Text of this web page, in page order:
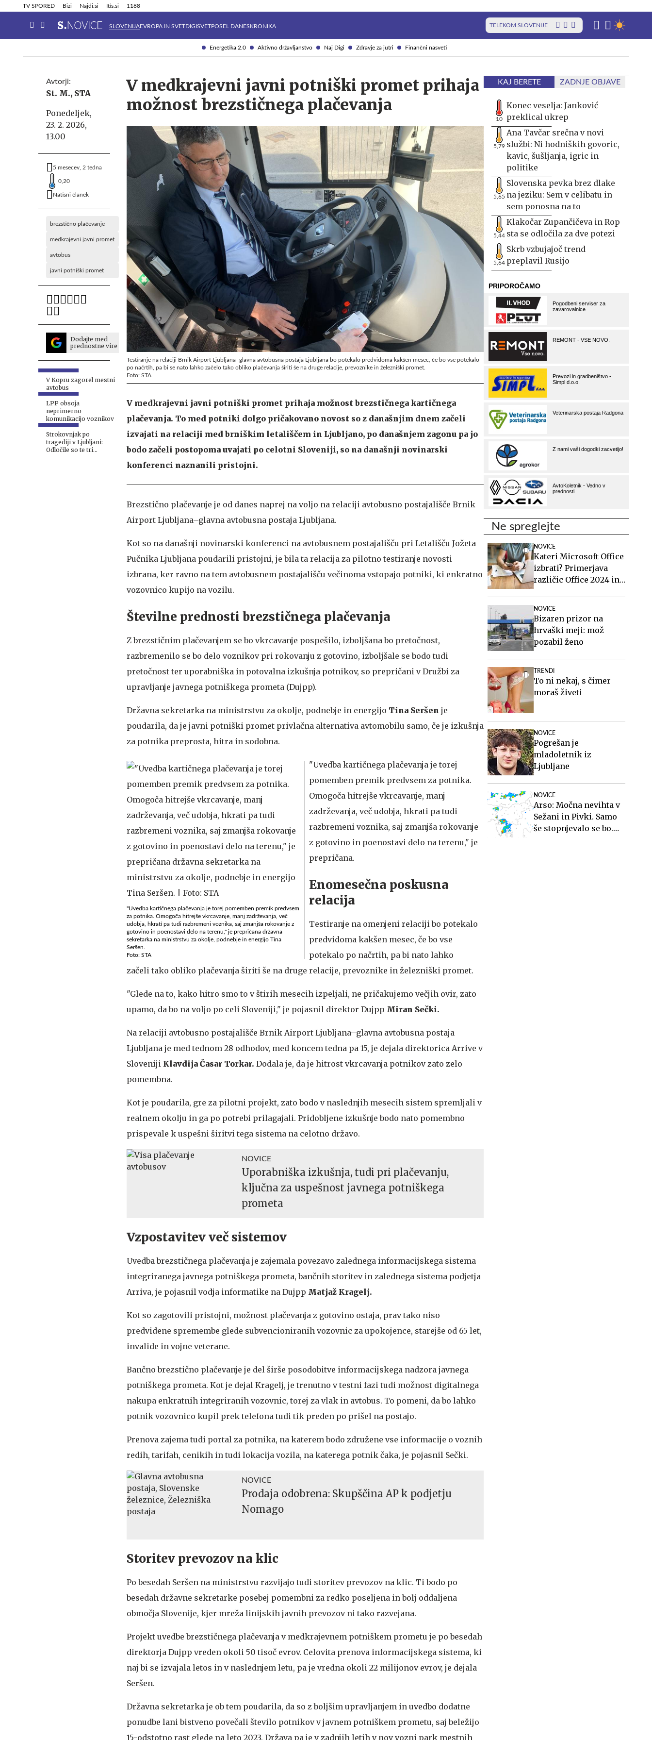
Energetika 2.0 Aktivno državljanstvo Naj Digi Zdravje za jutri Finančni nasveti
TV SPORED Bizi Najdi.si Itis.si 1188
SLOVENIJAEVROPA IN SVETDIGISVETPOSEL DANESKRONIKA TELEKOM SLOVENIJE
Info in obvestila Tehnik
Avtorji:
St. M., STA
Ponedeljek,
23. 2. 2026,
13.00
5 mesecev, 2 tedna
0,20
Natisni članek
brezstično plačevanje
medkrajevni javni promet
avtobus
javni potniški promet
Dodajte med
prednostne vire
V Kopru zagorel mestni
avtobus
LPP obsoja
neprimerno
komunikacijo voznikov
Strokovnjak po
tragediji v Ljubljani:
Odločile so te tri
V medkrajevni javni potniški promet prihaja
možnost brezstičnega plačevanja
Testiranje na relaciji Brnik Airport Ljubljana–glavna avtobusna postaja Ljubljana bo potekalo predvidoma kakšen mesec, če bo vse potekalo
po načrtih, pa bi se nato lahko začelo tako obliko plačevanja širiti še na druge relacije, prevoznike in železniški promet.
Foto: STA
V medkrajevni javni potniški promet prihaja možnost brezstičnega kartičnega
plačevanja. To med potniki dolgo pričakovano novost so z današnjim dnem začeli
izvajati na relaciji med brniškim letališčem in Ljubljano, po današnjem zagonu pa jo
bodo začeli postopoma uvajati po celotni Sloveniji, so na današnji novinarski
konferenci naznanili pristojni.
Brezstično plačevanje je od danes naprej na voljo na relaciji avtobusno postajališče Brnik
Airport Ljubljana–glavna avtobusna postaja Ljubljana.
Kot so na današnji novinarski konferenci na avtobusnem postajališču pri Letališču Jožeta
Pučnika Ljubljana poudarili pristojni, je bila ta relacija za pilotno testiranje novosti
izbrana, ker ravno na tem avtobusnem postajališču večinoma vstopajo potniki, ki enkratno
vozovnico kupijo na vozilu.
Številne prednosti brezstičnega plačevanja
Z brezstičnim plačevanjem se bo vkrcavanje pospešilo, izboljšana bo pretočnost,
razbremenilo se bo delo voznikov pri rokovanju z gotovino, izboljšale se bodo tudi
pretočnost ter uporabniška in potovalna izkušnja potnikov, so prepričani v Družbi za
upravljanje javnega potniškega prometa (Dujpp).
Državna sekretarka na ministrstvu za okolje, podnebje in energijo Tina Seršen je
poudarila, da je javni potniški promet privlačna alternativa avtomobilu samo, če je izkušnja
za potnika preprosta, hitra in sodobna.
"Uvedba kartičnega plačevanja je torej pomemben premik predvsem
za potnika. Omogoča hitrejše vkrcavanje, manj zadrževanja, več
udobja, hkrati pa tudi razbremeni voznika, saj zmanjša rokovanje z
gotovino in poenostavi delo na terenu," je prepričana državna
sekretarka na ministrstvu za okolje, podnebje in energijo Tina
Seršen.
Foto: STA
"Uvedba kartičnega plačevanja je torej
pomemben premik predvsem za potnika.
Omogoča hitrejše vkrcavanje, manj
zadrževanja, več udobja, hkrati pa tudi
razbremeni voznika, saj zmanjša rokovanje
z gotovino in poenostavi delo na terenu," je
prepričana.
Enomesečna poskusna
relacija
Testiranje na omenjeni relaciji bo potekalo
predvidoma kakšen mesec, če bo vse
potekalo po načrtih, pa bi nato lahko
začeli tako obliko plačevanja širiti še na druge relacije, prevoznike in železniški promet.
"Glede na to, kako hitro smo to v štirih mesecih izpeljali, ne pričakujemo večjih ovir, zato
upamo, da bo na voljo po celi Sloveniji," je pojasnil direktor Dujpp Miran Sečki.
Na relaciji avtobusno postajališče Brnik Airport Ljubljana–glavna avtobusna postaja
Ljubljana je med tednom 28 odhodov, med koncem tedna pa 15, je dejala direktorica Arrive v
Sloveniji Klavdija Časar Torkar. Dodala je, da je hitrost vkrcavanja potnikov zato zelo
pomembna.
Kot je poudarila, gre za pilotni projekt, zato bodo v naslednjih mesecih sistem spremljali v
realnem okolju in ga po potrebi prilagajali. Pridobljene izkušnje bodo nato pomembno
prispevale k uspešni širitvi tega sistema na celotno državo.
NOVICE
Uporabniška izkušnja, tudi pri plačevanju,
ključna za uspešnost javnega potniškega
prometa
Vzpostavitev več sistemov
Uvedba brezstičnega plačevanja je zajemala povezavo zalednega informacijskega sistema
integriranega javnega potniškega prometa, bančnih storitev in zalednega sistema podjetja
Arriva, je pojasnil vodja informatike na Dujpp Matjaž Kragelj.
Kot so zagotovili pristojni, možnost plačevanja z gotovino ostaja, prav tako niso
predvidene spremembe glede subvencioniranih vozovnic za upokojence, starejše od 65 let,
invalide in vojne veterane.
Bančno brezstično plačevanje je del širše posodobitve informacijskega nadzora javnega
potniškega prometa. Kot je dejal Kragelj, je trenutno v testni fazi tudi možnost digitalnega
nakupa enkratnih integriranih vozovnic, torej za vlak in avtobus. To pomeni, da bo lahko
potnik vozovnico kupil prek telefona tudi tik preden po prišel na postajo.
Prenova zajema tudi portal za potnika, na katerem bodo združene vse informacije o voznih
redih, tarifah, cenikih in tudi lokacija vozila, na katerega potnik čaka, je pojasnil Sečki.
NOVICE
Prodaja odobrena: Skupščina AP k podjetju
Nomago
Storitev prevozov na klic
Po besedah Seršen na ministrstvu razvijajo tudi storitev prevozov na klic. Ti bodo po
besedah državne sekretarke posebej pomembni za redko poseljena in bolj oddaljena
območja Slovenije, kjer mreža linijskih javnih prevozov ni tako razvejana.
Projekt uvedbe brezstičnega plačevanja v medkrajevnem potniškem prometu je po besedah
direktorja Dujpp vreden okoli 50 tisoč evrov. Celovita prenova informacijskega sistema, ki
naj bi se izvajala letos in v naslednjem letu, pa je vredna okoli 22 milijonov evrov, je dejala
Seršen.
Državna sekretarka je ob tem poudarila, da so z boljšim upravljanjem in uvedbo dodatne
ponudbe lani bistveno povečali število potnikov v javnem potniškem prometu, saj beležijo
15-odstotno rast glede na leto 2023. Država pa je v zadnjih letih v nov vozni park mestnih
KAJ BERETE ZADNJE OBJAVE
10
Konec veselja: Janković
preklical ukrep
5,79
Ana Tavčar srečna v novi
službi: Ni hodniških govoric,
kavic, šušljanja, igric in
politike
5,65
Slovenska pevka brez dlake
na jeziku: Sem v celibatu in
sem ponosna na to
5,44
Klakočar Zupančičeva in Rop
sta se odločila za dve potezi
5,64
Skrb vzbujajoč trend
preplavil Rusijo
Ne spreglejte
NOVICE
Kateri Microsoft Office
izbrati? Primerjava
različic Office 2024 in
NOVICE
Bizaren prizor na
hrvaški meji: mož
pozabil ženo
TRENDI
To ni nekaj, s čimer
moraš živeti
NOVICE
Pogrešan je
mladoletnik iz
Ljubljane
NOVICE
Arso: Močna nevihta v
Sežani in Pivki. Samo
še stopnjevalo se bo.